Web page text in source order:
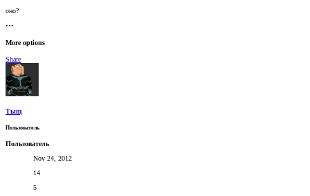
оно?
•••
More options
Share
Тыщ
Пользователь
Пользователь
Nov 24, 2012
14
5